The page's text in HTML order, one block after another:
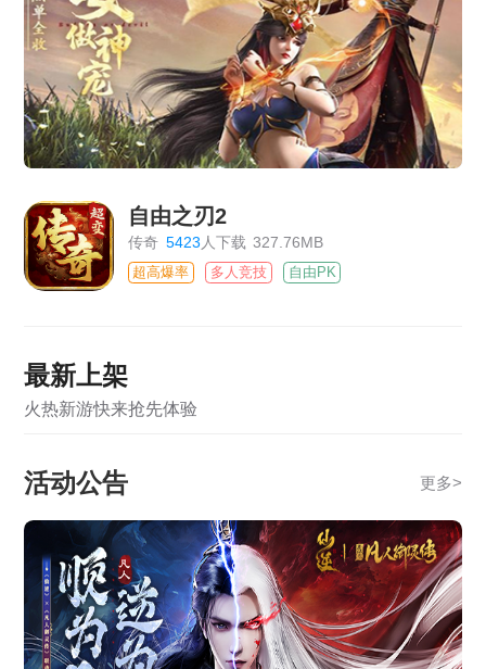
自由之刃2
传奇 5423人下载 327.76MB
超高爆率 多人竞技 自由PK
最新上架
火热新游快来抢先体验
活动公告 更多>